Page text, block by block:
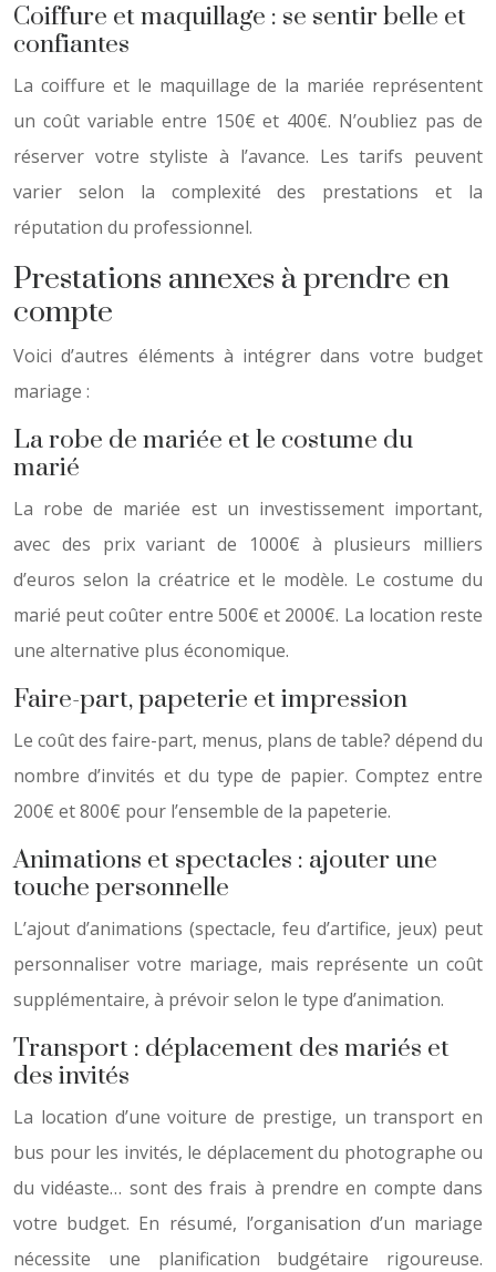
Coiffure et maquillage : se sentir belle et
confiantes
La coiffure et le maquillage de la mariée représentent
un coût variable entre 150€ et 400€. N’oubliez pas de
réserver votre styliste à l’avance. Les tarifs peuvent
varier selon la complexité des prestations et la
réputation du professionnel.
Prestations annexes à prendre en
compte
Voici d’autres éléments à intégrer dans votre budget
mariage :
La robe de mariée et le costume du
marié
La robe de mariée est un investissement important,
avec des prix variant de 1000€ à plusieurs milliers
d’euros selon la créatrice et le modèle. Le costume du
marié peut coûter entre 500€ et 2000€. La location reste
une alternative plus économique.
Faire-part, papeterie et impression
Le coût des faire-part, menus, plans de table? dépend du
nombre d’invités et du type de papier. Comptez entre
200€ et 800€ pour l’ensemble de la papeterie.
Animations et spectacles : ajouter une
touche personnelle
L’ajout d’animations (spectacle, feu d’artifice, jeux) peut
personnaliser votre mariage, mais représente un coût
supplémentaire, à prévoir selon le type d’animation.
Transport : déplacement des mariés et
des invités
La location d’une voiture de prestige, un transport en
bus pour les invités, le déplacement du photographe ou
du vidéaste… sont des frais à prendre en compte dans
votre budget. En résumé, l’organisation d’un mariage
nécessite une planification budgétaire rigoureuse.